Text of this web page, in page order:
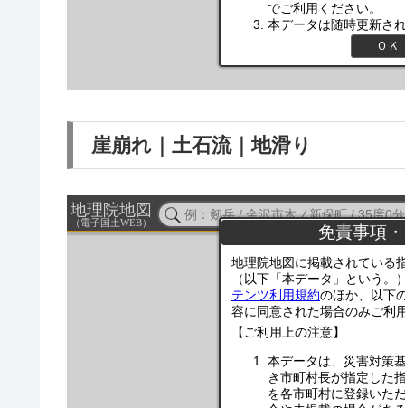
崖崩れ｜土石流｜地滑り